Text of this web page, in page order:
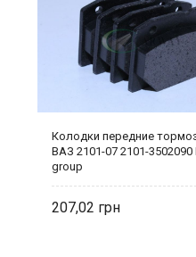
Колодки передние
ВАЗ 2101-07 2101-3502090
group
207,02